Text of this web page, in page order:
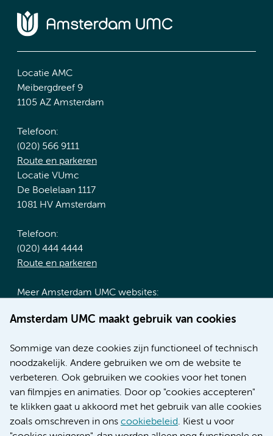
Amsterdam UMC maakt gebruik van cookies
Sommige van deze cookies zijn functioneel of technisch
noodzakelijk. Andere gebruiken we om de website te
verbeteren. Ook gebruiken we cookies voor het tonen
van filmpjes en animaties. Door op "cookies accepteren"
te klikken gaat u akkoord met het gebruik van alle cookies
zoals omschreven in ons cookiebeleid. Kiest u voor
Locatie AMC
Meibergdreef 9
1105 AZ Amsterdam
Telefoon:
(020) 566 9111
Route en parkeren
Locatie VUmc
De Boelelaan 1117
1081 HV Amsterdam
Telefoon:
(020) 444 4444
Route en parkeren
Meer Amsterdam UMC websites:
Werken bij Amsterdam UMC
Nieuws
Research
Educatie locatie AMC
Educatie locatie VUmc